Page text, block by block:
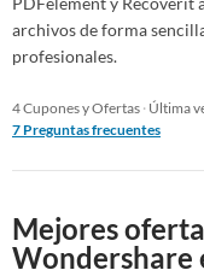
archivos de forma
profesionales.
4 Cupones y Ofertas · Última
7 Preguntas frecuentes
Mejores
Wondershare